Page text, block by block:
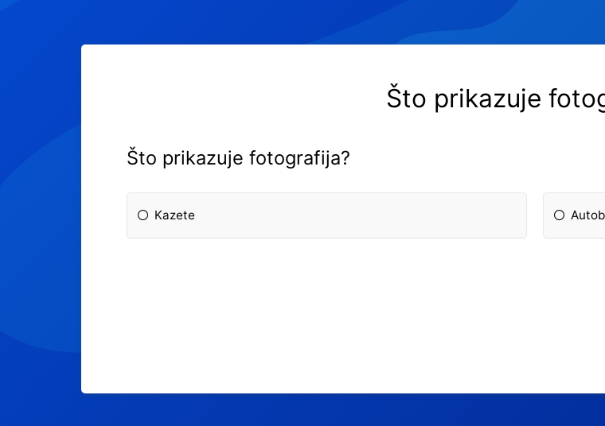
Što prikazuje
Što prikazuje fotografija?
Kazete